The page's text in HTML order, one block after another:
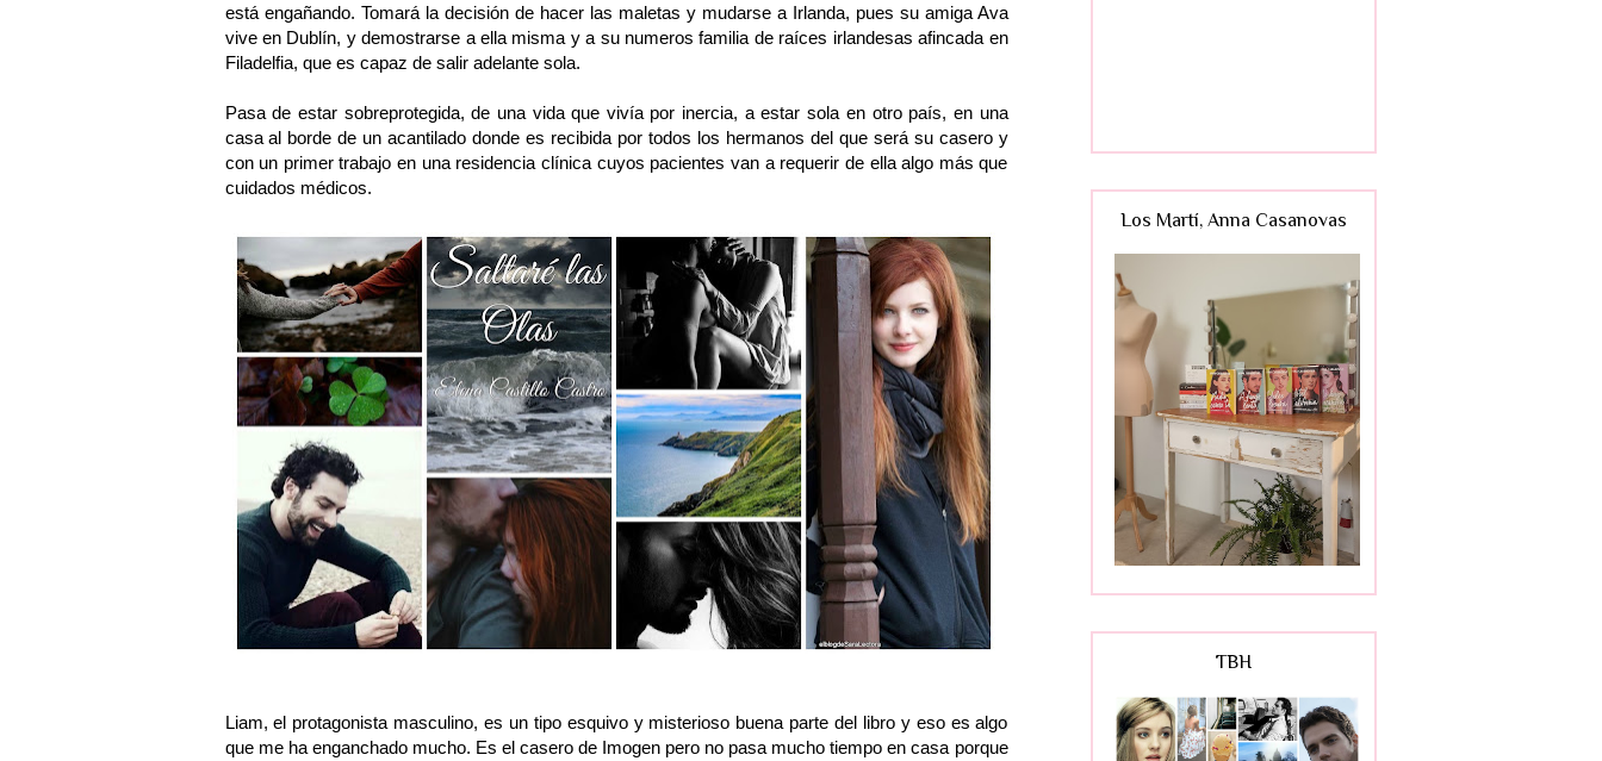
está engañando. Tomará la decisión de hacer las maletas y mudarse a Irlanda, pues su amiga Ava
vive en Dublín, y demostrarse a ella misma y a su numeros familia de raíces irlandesas afincada en
Filadelfia, que es capaz de salir adelante sola.
Pasa de estar sobreprotegida, de una vida que vivía por inercia, a estar sola en otro país, en una
casa al borde de un acantilado donde es recibida por todos los hermanos del que será su casero y
con un primer trabajo en una residencia clínica cuyos pacientes van a requerir de ella algo más que
cuidados médicos.
Liam, el protagonista masculino, es un tipo esquivo y misterioso buena parte del libro y eso es algo
que me ha enganchado mucho. Es el casero de Imogen pero no pasa mucho tiempo en casa porque
Los Martí, Anna Casanovas
TBH